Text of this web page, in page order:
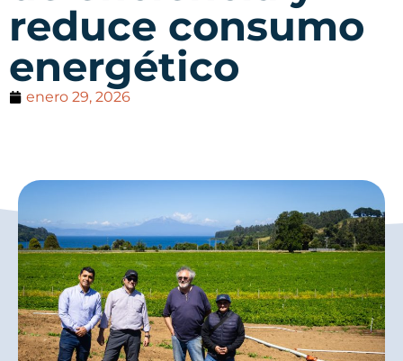
reduce consumo
energético
enero 29, 2026